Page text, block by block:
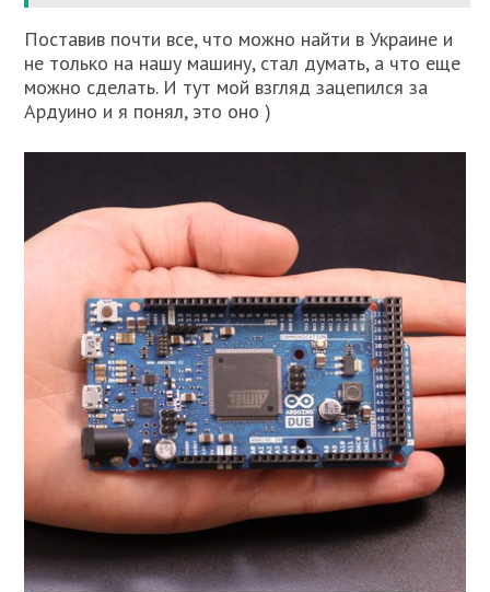
Поставив почти все, что можно найти в Украине и
не только на нашу машину, стал думать, а что еще
можно сделать. И тут мой взгляд зацепился за
Ардуино и я понял, это оно )